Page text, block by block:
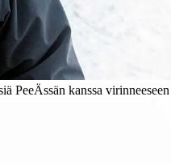
PeeÄssän kanssa